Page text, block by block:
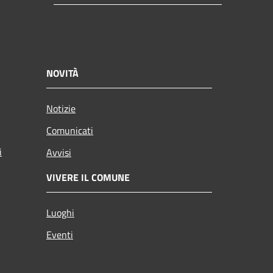
NOVITÀ
Notizie
Comunicati
Avvisi
VIVERE IL COMUNE
Luoghi
Eventi